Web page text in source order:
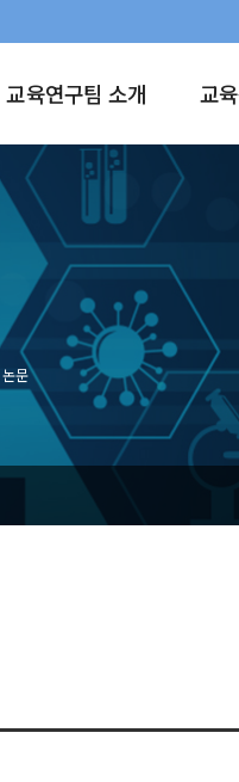
교육연구팀 소개 교
논문